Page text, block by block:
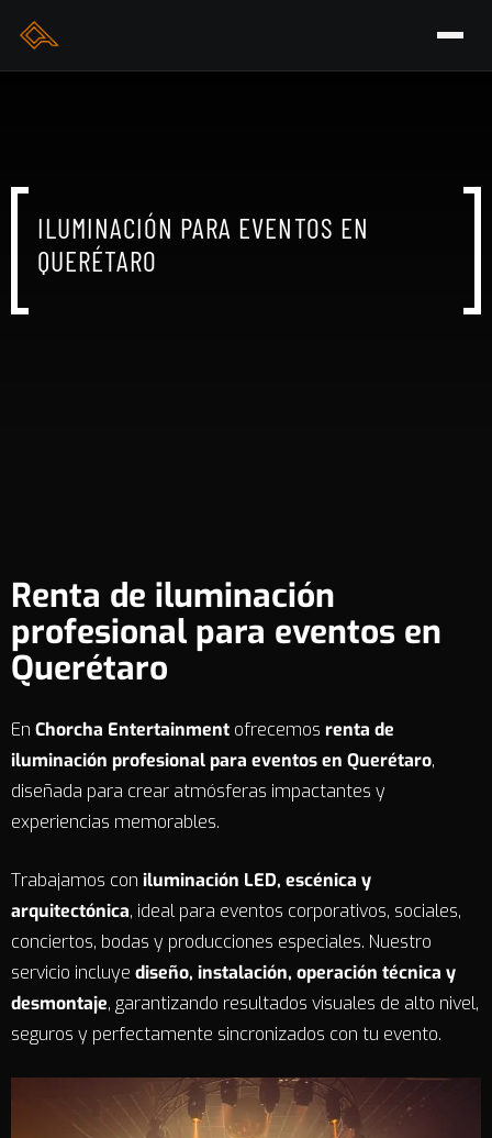
ILUMINACIÓN PARA EVENTOS EN
QUERÉTARO
Renta de iluminación
profesional para eventos en
Querétaro
En Chorcha Entertainment ofrecemos renta de
iluminación profesional para eventos en Querétaro,
diseñada para crear atmósferas impactantes y
experiencias memorables.
Trabajamos con iluminación LED, escénica y
arquitectónica, ideal para eventos corporativos, sociales,
conciertos, bodas y producciones especiales. Nuestro
servicio incluye diseño, instalación, operación técnica y
desmontaje, garantizando resultados visuales de alto nivel,
seguros y perfectamente sincronizados con tu evento.